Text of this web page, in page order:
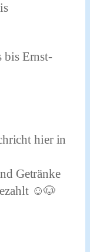
bis Ernst-
hier in
Getränke
☺️🐶